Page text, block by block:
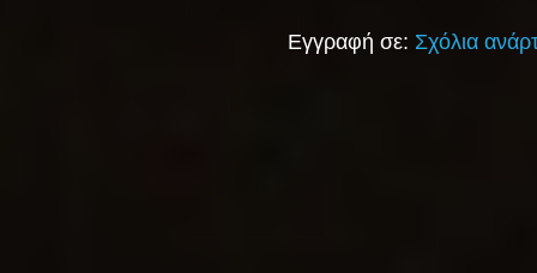
Εγγραφή σε: Σχόλια